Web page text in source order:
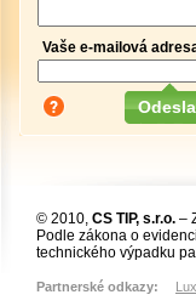
Vaše e-mailová
© 2010, CS TIP, s.r.o. –
Podle zákona o
technického výpadku
Partnerské odkazy: